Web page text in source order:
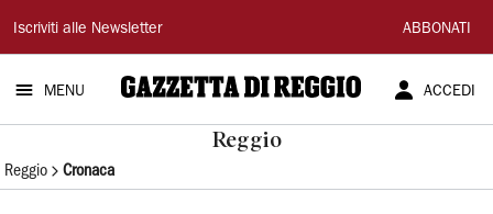
Gazzetta
di
Reggio
Iscriviti alle Newsletter ABBONATI
MENU ACCEDI
Reggio
Reggio Cronaca